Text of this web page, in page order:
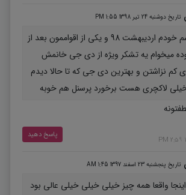
تاریخ دوشنبه 24 تیر 1398 1:55 PM
سلام من هم مراسم خودم اردیبهشت 98 و یکی از اقواممون بعد از
میخوام یه تشکر ویژه از دی جی خانمش
کم نزاشتن و بهترین دی جی که تا حالا دیدم
خیلی لاکچری هست برخورد پرسنل هم خوبه
پاسخ دهید
تاریخ پنجشنبه 23 اسفند 1397 1:45 AM
واقعا همه چیز خیلی خیلی خیلی عالی بود